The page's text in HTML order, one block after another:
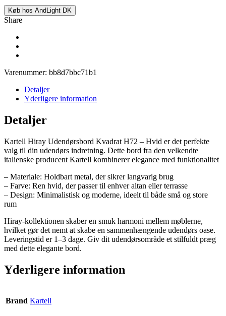
Køb hos AndLight DK
Share
Varenummer: bb8d7bbc71b1
Detaljer
Yderligere information
Detaljer
Kartell Hiray Udendørsbord Kvadrat H72 – Hvid er det perfekte
valg til din udendørs indretning. Dette bord fra den velkendte
italienske producent Kartell kombinerer elegance med funktionalitet
– Materiale: Holdbart metal, der sikrer langvarig brug
– Farve: Ren hvid, der passer til enhver altan eller terrasse
– Design: Minimalistisk og moderne, ideelt til både små og store
rum
Hiray-kollektionen skaber en smuk harmoni mellem møblerne,
hvilket gør det nemt at skabe en sammenhængende udendørs oase.
Leveringstid er 1–3 dage. Giv dit udendørsområde et stilfuldt præg
med dette elegante bord.
Yderligere information
Brand Kartell